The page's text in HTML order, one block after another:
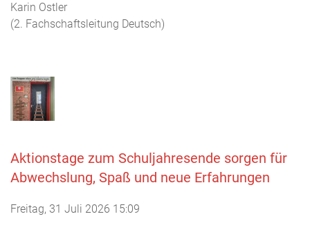
Karin Ostler
(2. Fachschaftsleitung Deutsch)
Aktionstage zum Schuljahresende sorgen für
Abwechslung, Spaß und neue Erfahrungen
Freitag, 31 Juli 2026 15:09